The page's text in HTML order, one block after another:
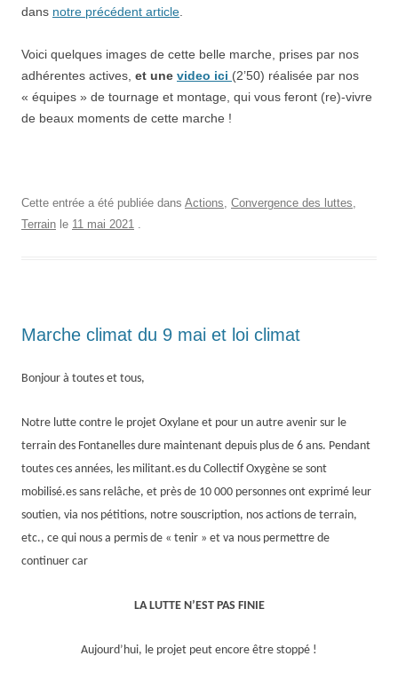
dans notre précédent article
Voici quelques images de cette belle marche, prises par nos
adhérentes actives, et une video ici (2’50) réalisée par nos
« équipes » de tournage et montage, qui vous feront (re)-vivre
de beaux moments de cette marche !
Cette entrée a été publiée dans Actions, Convergence des luttes,
Terrain le 11 mai 2021 .
Marche climat du 9 mai et loi climat
Bonjour à toutes et tous,
Notre lutte contre le projet Oxylane et pour un autre avenir sur le
terrain des Fontanelles dure maintenant depuis plus de 6 ans. Pendant
toutes ces années, les militant.es du Collectif Oxygène se sont
mobilisé.es sans relâche, et près de 10 000 personnes ont exprimé leur
soutien, via nos pétitions, notre souscription, nos actions de terrain,
etc., ce qui nous a permis de « tenir » et va nous permettre de
continuer car
LA LUTTE N’EST PAS FINIE
Aujourd’hui, le projet peut encore être stoppé !